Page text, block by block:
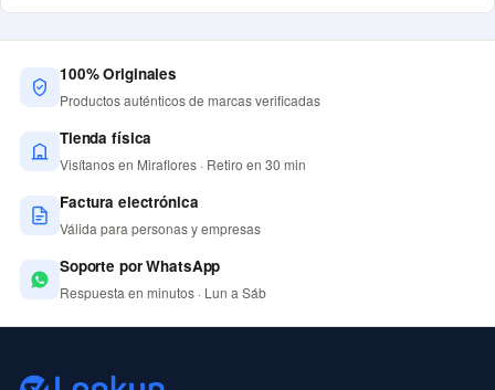
100% Originales
Productos auténticos de marcas verificadas
Tienda física
Visítanos en Miraflores · Retiro en 30 min
Factura electrónica
Válida para personas y empresas
Soporte por WhatsApp
Respuesta en minutos · Lun a Sáb